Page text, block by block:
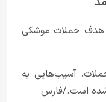
هدف حملات موشکی
آسیب‌هایی به
شده است./فارس